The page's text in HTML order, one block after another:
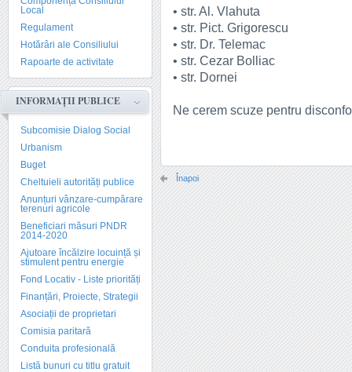
Local
Regulament
Hotărâri ale Consiliului
Rapoarte de activitate
INFORMAȚII PUBLICE
Subcomisie Dialog Social
Urbanism
Buget
Cheltuieli autorități publice
Anunțuri vânzare-cumpărare
terenuri agricole
Beneficiari măsuri PNDR
2014-2020
Ajutoare încălzire locuință și
stimulent pentru energie
Fond Locativ - Liste priorități
Finanțări, Proiecte, Strategii
Asociații de proprietari
Comisia paritară
Conduita profesională
Listă bunuri cu titlu gratuit
• str. Al. Vlahuta
• str. Pict. Grigorescu
• str. Dr. Telemac
• str. Cezar Bolliac
• str. Dornei
Ne cerem scuze pentru
Înapoi